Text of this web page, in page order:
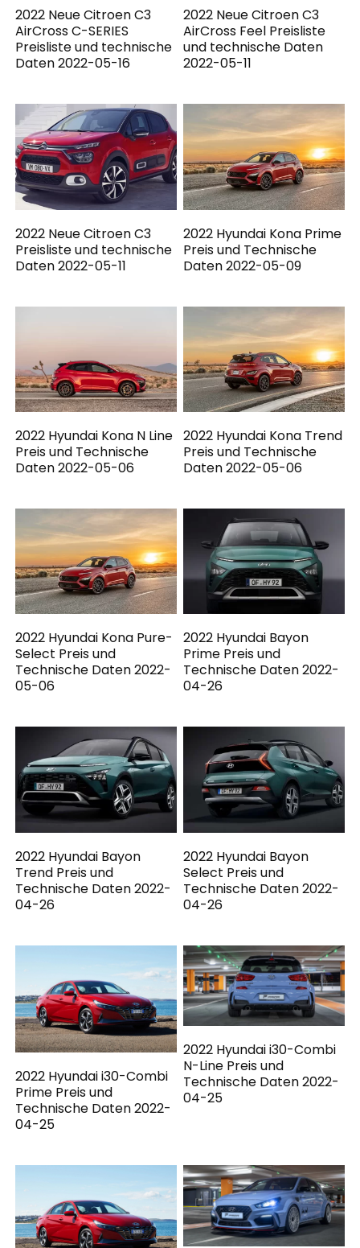
2022 Neue Citroen C3
AirCross C-SERIES
Preisliste und technische
Daten 2022-05-16
2022 Neue Citroen C3
AirCross Feel Preisliste
und technische Daten
2022-05-11
2022 Neue Citroen C3
Preisliste und technische
Daten 2022-05-11
2022 Hyundai Kona Prime
Preis und Technische
Daten 2022-05-09
2022 Hyundai Kona N Line
Preis und Technische
Daten 2022-05-06
2022 Hyundai Kona Trend
Preis und Technische
Daten 2022-05-06
2022 Hyundai Kona Pure-
Select Preis und
Technische Daten 2022-
05-06
2022 Hyundai Bayon
Prime Preis und
Technische Daten 2022-
04-26
2022 Hyundai Bayon
Trend Preis und
Technische Daten 2022-
04-26
2022 Hyundai Bayon
Select Preis und
Technische Daten 2022-
04-26
2022 Hyundai i30-Combi
Prime Preis und
Technische Daten 2022-
04-25
2022 Hyundai i30-Combi
N-Line Preis und
Technische Daten 2022-
04-25